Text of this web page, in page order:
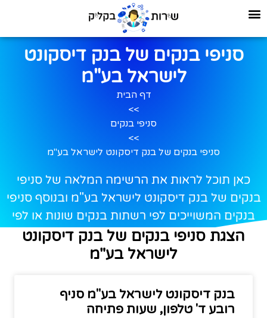
סניפי בנקים של בנק דיסקונט
לישראל בע"מ
דף הבית
>>
סניפי בנקים
>>
סניפי בנקים של בנק דיסקונט לישראל בע"מ
כאן תוכל לראות את הרשימה המלאה של סניפי
בנקים של בנק דיסקונט לישראל בע"מ ובנוסף סניפי
בנקים המשוייכים לפי רשתות בנקים שונות או לפי
ערים שונות.
הצגת סניפי בנקים של בנק דיסקונט
לישראל בע"מ
בנק דיסקונט לישראל בע"מ סניף
רובע ד' טלפון, שעות פתיחה